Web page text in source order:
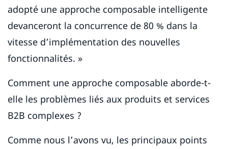
adopté une approche composable intelligente
devanceront la concurrence de 80 % dans la
vitesse d’implémentation des nouvelles
fonctionnalités. »
Comment une approche composable aborde-t-
elle les problèmes liés aux produits et services
B2B complexes ?
Comme nous l’avons vu, les principaux points